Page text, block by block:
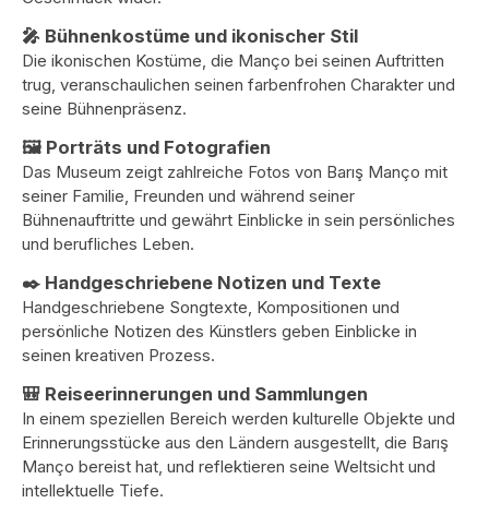
🎤 Bühnenkostüme und ikonischer Stil
Die ikonischen Kostüme, die Manço bei seinen Auftritten
trug, veranschaulichen seinen farbenfrohen Charakter und
seine Bühnenpräsenz.
🖼️ Porträts und Fotografien
Das Museum zeigt zahlreiche Fotos von Barış Manço mit
seiner Familie, Freunden und während seiner
Bühnenauftritte und gewährt Einblicke in sein persönliches
und berufliches Leben.
✒️ Handgeschriebene Notizen und Texte
Handgeschriebene Songtexte, Kompositionen und
persönliche Notizen des Künstlers geben Einblicke in
seinen kreativen Prozess.
🎒 Reiseerinnerungen und Sammlungen
In einem speziellen Bereich werden kulturelle Objekte und
Erinnerungsstücke aus den Ländern ausgestellt, die Barış
Manço bereist hat, und reflektieren seine Weltsicht und
intellektuelle Tiefe.